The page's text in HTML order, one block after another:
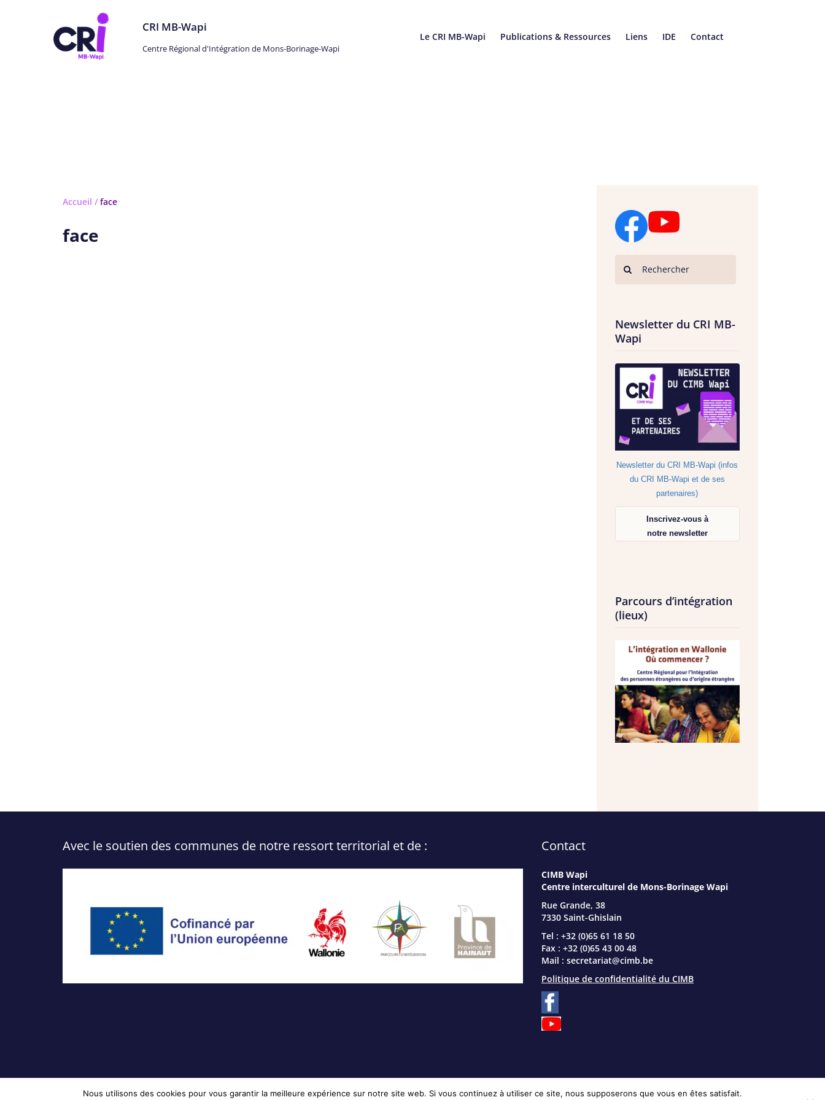
CRI MB-Wapi
Centre Régional d'Intégration de Mons-Borinage-Wapi
Le CRI MB-Wapi Publications & Ressources Liens IDE Contact
Accueil / face
face
Newsletter du CRI MB-
Wapi
Newsletter du CRI MB-Wapi (infos
du CRI MB-Wapi et de ses
partenaires)
Inscrivez-vous à
notre newsletter
Parcours d’intégration
(lieux)
Avec le soutien des communes de notre ressort territorial et de : Contact
CIMB Wapi
Centre interculturel de Mons-Borinage Wapi
Rue Grande, 38
7330 Saint-Ghislain
Tel : +32 (0)65 61 18 50
Fax : +32 (0)65 43 00 48
Mail : secretariat@cimb.be
Politique de confidentialité du CIMB
Nous utilisons des cookies pour vous garantir la meilleure expérience sur notre site web. Si vous continuez à utiliser ce site, nous supposerons que vous en êtes satisfait.